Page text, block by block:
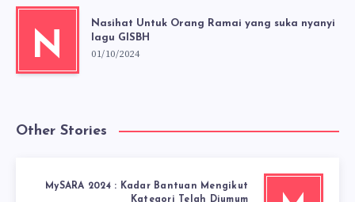
N
Nasihat Untuk Orang Ramai yang suka nyanyi
lagu GISBH
01/10/2024
Other Stories
MySARA 2024 : Kadar Bantuan Mengikut
Kategori Telah Diumum